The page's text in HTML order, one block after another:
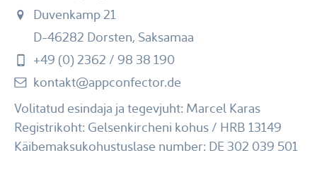
Duvenkamp 21
D-46282 Dorsten, Saksamaa
+49 (0) 2362 / 98 38 190
kontakt@appconfector.de
Volitatud esindaja ja tegevjuht: Marcel Karas
Registrikoht: Gelsenkircheni kohus / HRB 13149
Käibemaksukohustuslase number: DE 302 039 501